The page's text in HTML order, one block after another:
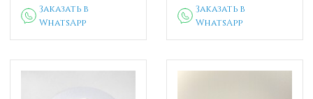
Заказать в
WhatsApp
Заказать в
WhatsApp